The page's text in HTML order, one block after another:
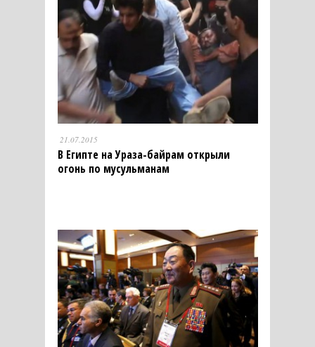
21.07.2015
В Египте на Ураза-байрам открыли
огонь по мусульманам